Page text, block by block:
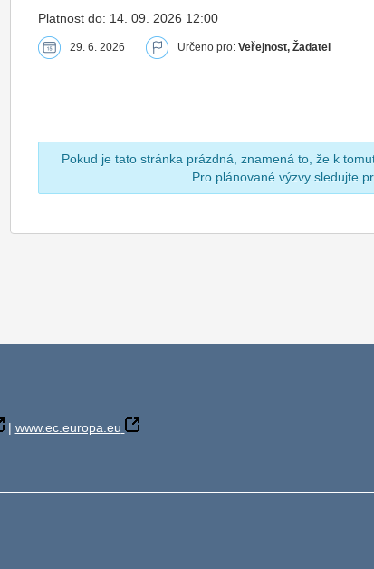
Platnost do: 14. 09. 2026 12:00
29. 6. 2026 Určeno pro:Veřejnost, Žadatel
Pokud je tato stránka prázdná, znamená to, že k
Pro plánované výzvy sledujte
| www.ec.europa.eu